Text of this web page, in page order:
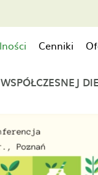
Cenniki